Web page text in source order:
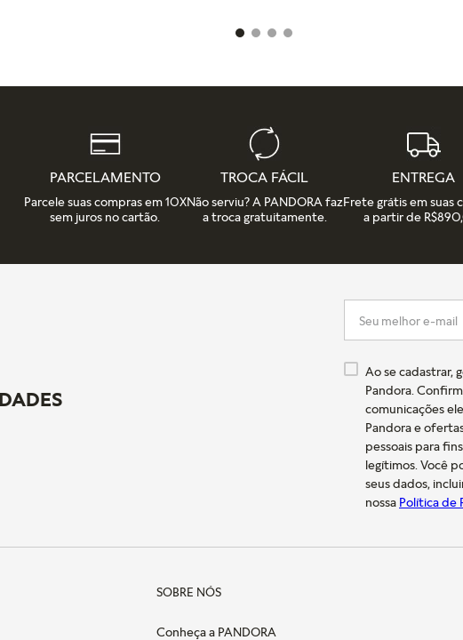
PARCELAMENTO
Parcele suas compras em 10X
sem juros no cartão.
TROCA FÁCIL
Não serviu? A PANDORA faz
a troca gratuitamente.
ENTREGA
Frete grátis em suas
a partir de
Ao se cadastrar,
Pandora.
comunicações
Pandora e
pessoais para
legítimos. Você
seus dados,
nossa Política de
SOBRE NÓS
Conheça a PANDORA